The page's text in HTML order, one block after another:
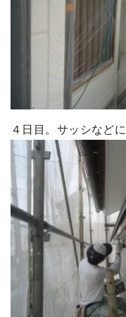
４日目。サッシなど